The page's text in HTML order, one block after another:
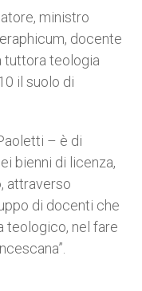
ministro
docente
tuttora teologia
il suolo di
– è di
bienni di licenza,
attraverso
di docenti che
teologico, nel fare